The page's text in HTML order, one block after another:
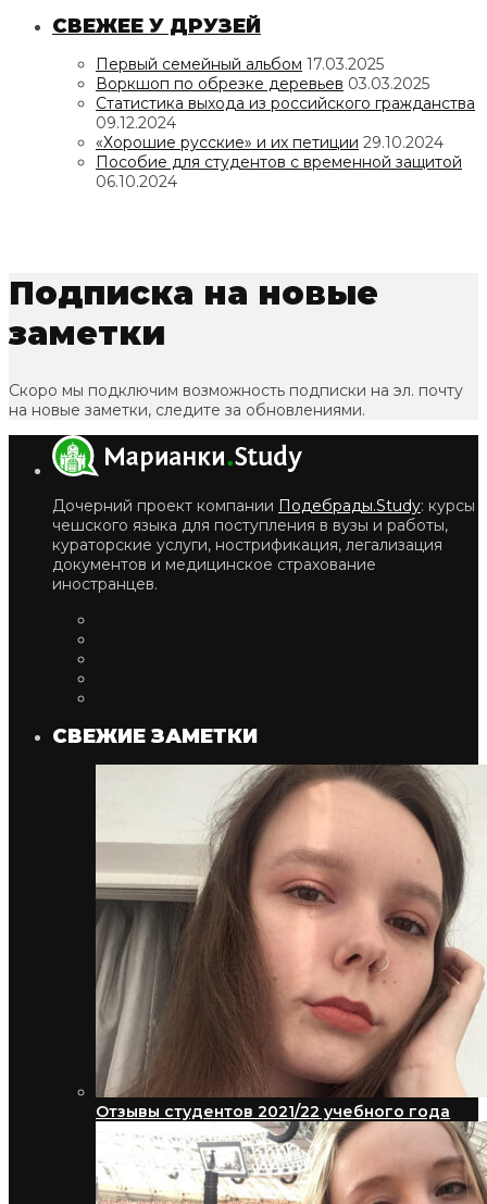
СВЕЖЕЕ У ДРУЗЕЙ
Первый семейный альбом 17.03.2025
Воркшоп по обрезке деревьев 03.03.2025
Статистика выхода из российского гражданства
09.12.2024
«Хорошие русские» и их петиции 29.10.2024
Пособие для студентов с временной защитой
06.10.2024
Подписка на новые
заметки
Скоро мы подключим возможность подписки на эл. почту
на новые заметки, следите за обновлениями.
Дочерний проект компании Подебрады.Study: курсы
чешского языка для поступления в вузы и работы,
кураторские услуги, нострификация, легализация
документов и медицинское страхование
иностранцев.
СВЕЖИЕ ЗАМЕТКИ
Отзывы студентов 2021/22 учебного года